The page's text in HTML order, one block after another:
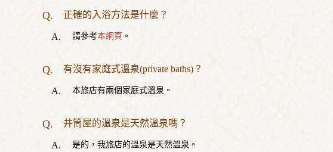
正確的入浴方法是什麼？
請參考本網頁 。
有沒有家庭式溫泉(private baths)？
本旅店有兩個家庭式溫泉。
井筒屋的溫泉是天然溫泉嗎？
是的，我旅店的溫泉是天然溫泉。